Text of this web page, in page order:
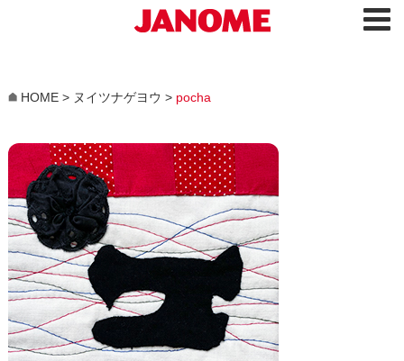
HOME> ヌイツナゲヨウ > pocha